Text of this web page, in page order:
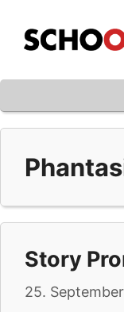
Inhalt
springen
Story
25.